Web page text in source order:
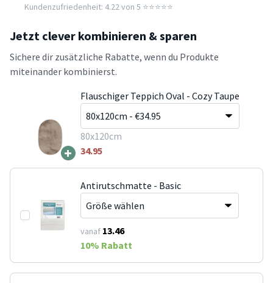
Kundenzufriedenheit: 4.22 von 5 ⭐️⭐️⭐️⭐️⭐️
Jetzt clever kombinieren & sparen
Sichere dir zusätzliche Rabatte, wenn du Produkte
miteinander kombinierst.
+
Flauschiger Teppich Oval - Cozy Taupe
80x120cm
34.95
Antirutschmatte - Basic
vanaf 13.46
10% Rabatt